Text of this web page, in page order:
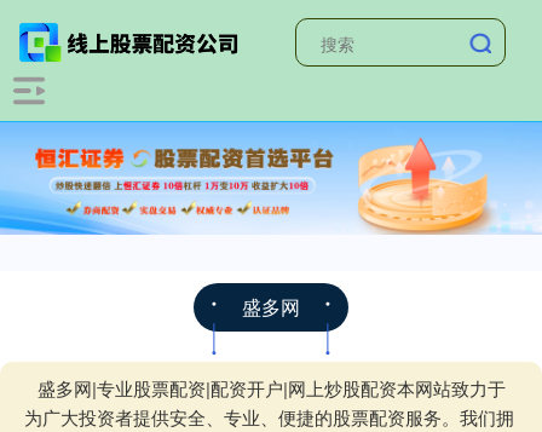
盛多网
盛多网|专业股票配资|配资开户|网上炒股配资本网站致力于
为广大投资者提供安全、专业、便捷的股票配资服务。我们拥